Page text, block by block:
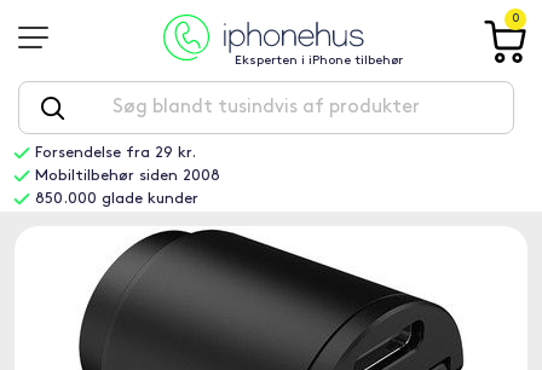
Eksperten i iPhone tilbehør
0
Forsendelse fra 29 kr.
Mobiltilbehør siden 2008
850.000 glade kunder